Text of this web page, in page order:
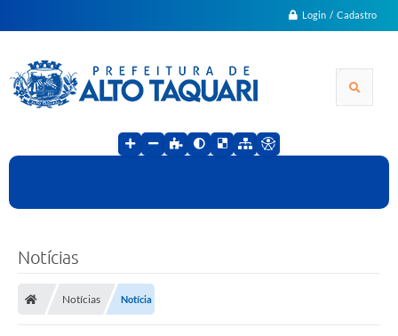
Login / Cadastro
Notícias
Notícias Notícia